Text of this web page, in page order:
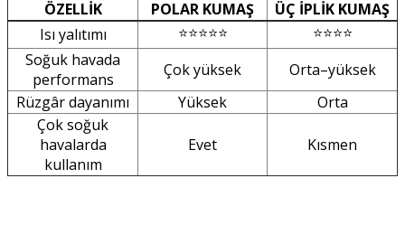
ÖZELLİK
POLAR KUMAŞ
ÜÇ İPLİK KUMAŞ
Isı yalıtımı
⭐⭐⭐⭐⭐
⭐⭐⭐⭐
Soğuk havada
performans
Çok yüksek
Orta–yüksek
Rüzgâr dayanımı
Yüksek
Orta
Çok soğuk
havalarda
kullanım
Evet Kısmen